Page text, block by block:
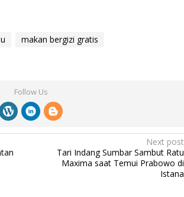
makan bergizi gratis
Follow Us
Next post
Tari Indang Sumbar Sambut Ratu
Maxima saat Temui Prabowo di
Istana